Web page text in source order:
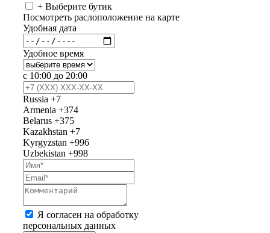
+ Выберите бутик
Посмотреть раслоположение на карте
Удобная дата
Удобное время
с 10:00 до 20:00
Russia +7
Armenia +374
Belarus +375
Kazakhstan +7
Kyrgyzstan +996
Uzbekistan +998
Я согласен на обработку
персональных данных